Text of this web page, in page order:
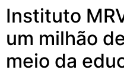
Instituto
um milhão
meio da